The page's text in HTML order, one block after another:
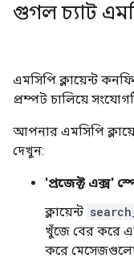
গুগল চ্যাট
এমসিপি ক্লায়েন্ট
প্রম্পট চালিয়ে
আপনার এমসিপি
দেখুন:
'প্রজেক্ট এক্স'
ক্লায়েন্ট
খুঁজে বের করে
করে